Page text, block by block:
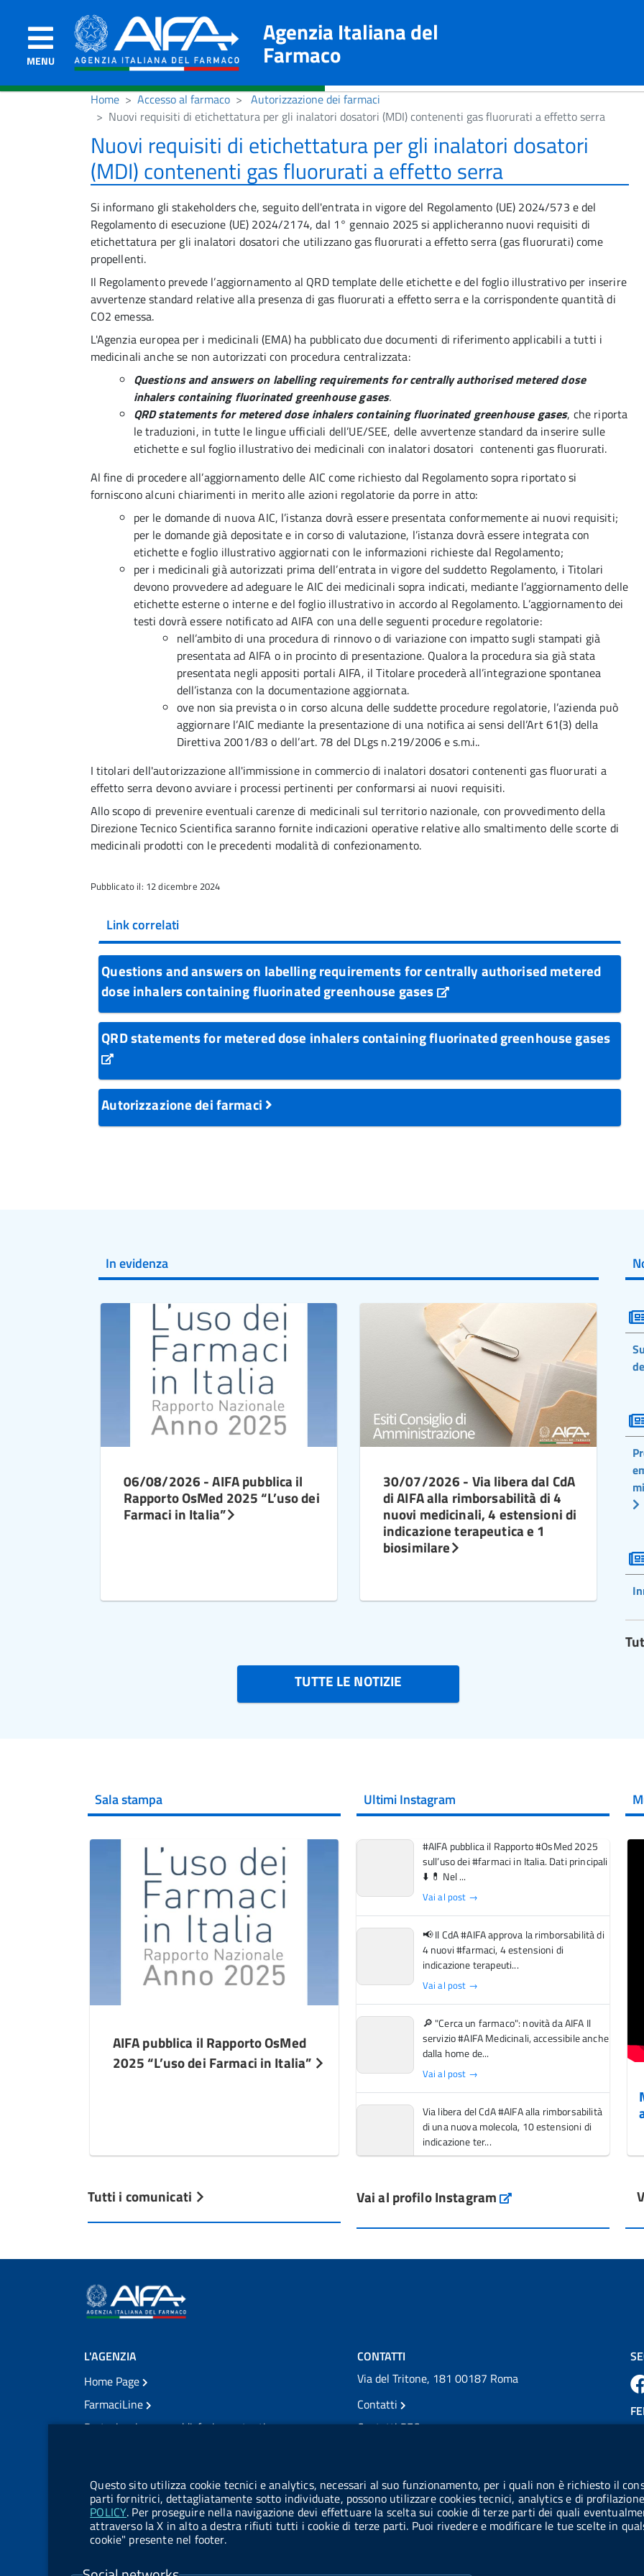
MENU
Agenzia Italiana del
Farmaco
Home Accesso al farmaco
Autorizzazione dei farmaci
Nuovi requisiti di etichettatura per gli inalatori dosatori (MDI) contenenti gas fluorurati a effetto serra
Nuovi requisiti di etichettatura per gli inalatori dosatori
(MDI) contenenti gas fluorurati a effetto serra
Si informano gli stakeholders che, seguito dell'entrata in vigore del Regolamento (UE) 2024/573 e del
Regolamento di esecuzione (UE) 2024/2174, dal 1° gennaio 2025 si applicheranno nuovi requisiti di
etichettatura per gli inalatori dosatori che utilizzano gas fluorurati a effetto serra (gas fluorurati) come
propellenti.
Il Regolamento prevede l’aggiornamento al QRD template delle etichette e del foglio illustrativo per inserire
avvertenze standard relative alla presenza di gas fluorurati a effetto serra e la corrispondente quantità di
CO2 emessa.
L'Agenzia europea per i medicinali (EMA) ha pubblicato due documenti di riferimento applicabili a tutti i
medicinali anche se non autorizzati con procedura centralizzata:
Questions and answers on labelling requirements for centrally authorised metered dose
inhalers containing fluorinated greenhouse gases.
QRD statements for metered dose inhalers containing fluorinated greenhouse gases, che riporta
le traduzioni, in tutte le lingue ufficiali dell’UE/SEE, delle avvertenze standard da inserire sulle
etichette e sul foglio illustrativo dei medicinali con inalatori dosatori contenenti gas fluorurati.
Al fine di procedere all’aggiornamento delle AIC come richiesto dal Regolamento sopra riportato si
forniscono alcuni chiarimenti in merito alle azioni regolatorie da porre in atto:
per le domande di nuova AIC, l’istanza dovrà essere presentata conformemente ai nuovi requisiti;
per le domande già depositate e in corso di valutazione, l’istanza dovrà essere integrata con
etichette e foglio illustrativo aggiornati con le informazioni richieste dal Regolamento;
per i medicinali già autorizzati prima dell’entrata in vigore del suddetto Regolamento, i Titolari
devono provvedere ad adeguare le AIC dei medicinali sopra indicati, mediante l’aggiornamento delle
etichette esterne o interne e del foglio illustrativo in accordo al Regolamento. L’aggiornamento dei
testi dovrà essere notificato ad AIFA con una delle seguenti procedure regolatorie:
nell’ambito di una procedura di rinnovo o di variazione con impatto sugli stampati già
presentata ad AIFA o in procinto di presentazione. Qualora la procedura sia già stata
presentata negli appositi portali AIFA, il Titolare procederà all’integrazione spontanea
dell’istanza con la documentazione aggiornata.
ove non sia prevista o in corso alcuna delle suddette procedure regolatorie, l’azienda può
aggiornare l’AIC mediante la presentazione di una notifica ai sensi dell’Art 61(3) della
Direttiva 2001/83 o dell’art. 78 del DLgs n.219/2006 e s.m.i..
I titolari dell'autorizzazione all'immissione in commercio di inalatori dosatori contenenti gas fluorurati a
effetto serra devono avviare i processi pertinenti per conformarsi ai nuovi requisiti.
Allo scopo di prevenire eventuali carenze di medicinali sul territorio nazionale, con provvedimento della
Direzione Tecnico Scientifica saranno fornite indicazioni operative relative allo smaltimento delle scorte di
medicinali prodotti con le precedenti modalità di confezionamento.
Pubblicato il: 12 dicembre 2024
Link correlati
Questions and answers on labelling requirements for centrally authorised metered
dose inhalers containing fluorinated greenhouse gases
QRD statements for metered dose inhalers containing fluorinated greenhouse gases
Autorizzazione dei farmaci
In evidenza
06/08/2026 - AIFA pubblica il
Rapporto OsMed 2025 “L’uso dei
Farmaci in Italia”
30/07/2026 - Via libera dal CdA
di AIFA alla rimborsabilità di 4
nuovi medicinali, 4 estensioni di
indicazione terapeutica e 1
biosimilare
TUTTE LE NOTIZIE
Sala stampa
AIFA pubblica il Rapporto OsMed
2025 “L’uso dei Farmaci in Italia”
Tutti i comunicati
Ultimi Instagram
#AIFA pubblica il Rapporto #OsMed 2025
sull’uso dei #farmaci in Italia. Dati principali
⬇️ 💊 Nel ...
Vai al post →
📢 Il CdA #AIFA approva la rimborsabilità di
4 nuovi #farmaci, 4 estensioni di
indicazione terapeuti...
Vai al post →
🔎 "Cerca un farmaco": novità da AIFA Il
servizio #AIFA Medicinali, accessibile anche
dalla home de...
Vai al post →
Via libera del CdA #AIFA alla rimborsabilità
di una nuova molecola, 10 estensioni di
indicazione ter...
L'Italia si conferma tra i primi Paesi europei
dal Servi...
Vai al profilo Instagram Instagram
Questo sito utilizza cookie tecnici e analytics, necessari al suo funzionamento, per i quali non è richiesto il
parti fornitrici, dettagliatamente sotto individuate, possono utilizzare cookies tecnici, analytics e di
POLICY. Per proseguire nella navigazione devi effettuare la scelta sui cookie di terze parti dei quali
attraverso la X in alto a destra rifiuti tutti i cookie di terze parti. Puoi rivedere e modificare le tue scelte in
cookie" presente nel footer.
L'AGENZIA
Home Page
FarmaciLine
Partecipazione e soddisfazione utenti
Amministrazione Trasparente
Atti di notifica
Pubblicità legale
TrovaNormeFarmaco
CONTATTI
Via del Tritone, 181 00187 Roma
Contatti
Contatti PEC
Codice Fiscale: 97345810580
Codice IPA AIFA: aifa_rm
Codice IPA UCB: UFE1TR